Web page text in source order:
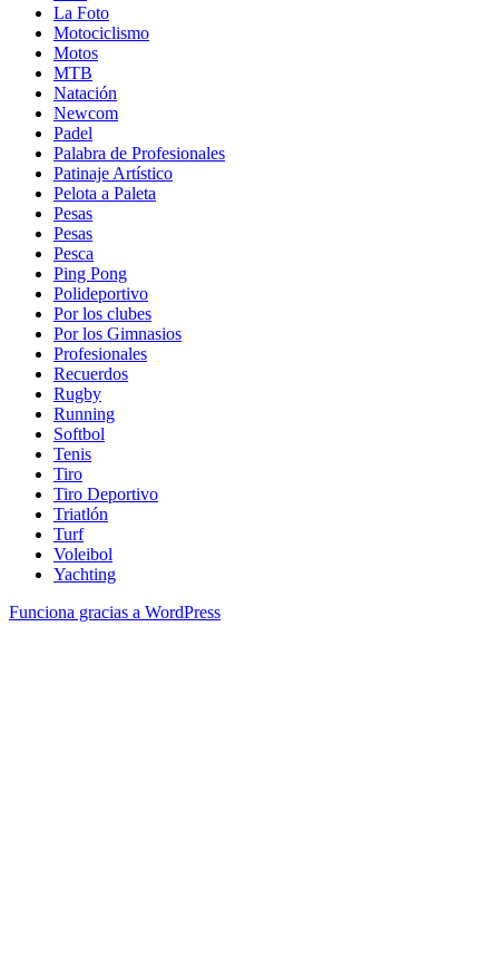
La Foto
Motociclismo
Motos
MTB
Natación
Newcom
Padel
Palabra de Profesionales
Patinaje Artístico
Pelota a Paleta
Pesas
Pesas
Pesca
Ping Pong
Polideportivo
Por los clubes
Por los Gimnasios
Profesionales
Recuerdos
Rugby
Running
Softbol
Tenis
Tiro
Tiro Deportivo
Triatlón
Turf
Voleibol
Yachting
Funciona gracias a WordPress